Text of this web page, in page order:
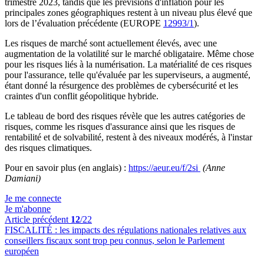
trimestre 2023, tandis que les prévisions d'inflation pour les
principales zones géographiques restent à un niveau plus élevé que
lors de l’évaluation précédente (EUROPE 12993/1).
Les risques de marché sont actuellement élevés, avec une
augmentation de la volatilité sur le marché obligataire. Même chose
pour les risques liés à la numérisation. La matérialité de ces risques
pour l'assurance, telle qu'évaluée par les superviseurs, a augmenté,
étant donné la résurgence des problèmes de cybersécurité et les
craintes d'un conflit géopolitique hybride.
Le tableau de bord des risques révèle que les autres catégories de
risques, comme les risques d'assurance ainsi que les risques de
rentabilité et de solvabilité, restent à des niveaux modérés, à l'instar
des risques climatiques.
Pour en savoir plus (en anglais) : https://aeur.eu/f/2si (Anne
Damiani)
Je me connecte
Je m'abonne
Article précédent 12/22
FISCALITÉ : les impacts des régulations nationales relatives aux
conseillers fiscaux sont trop peu connus, selon le Parlement
européen